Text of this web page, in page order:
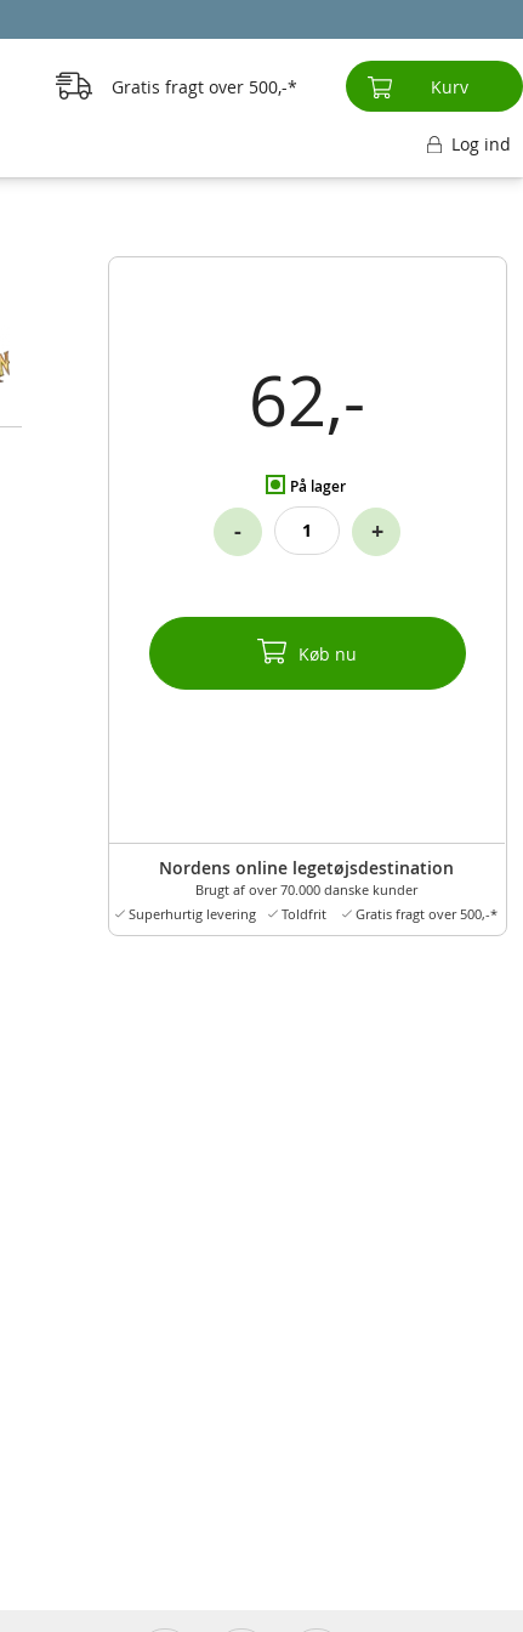
62,-
På lager
- +
Køb nu
Nordens online legetøjsdestination
Brugt af over 70.000 danske kunder
Superhurtig levering
Toldfrit Gratis fragt over 500,-*
Gratis fragt over 500,- Kurv
Log ind